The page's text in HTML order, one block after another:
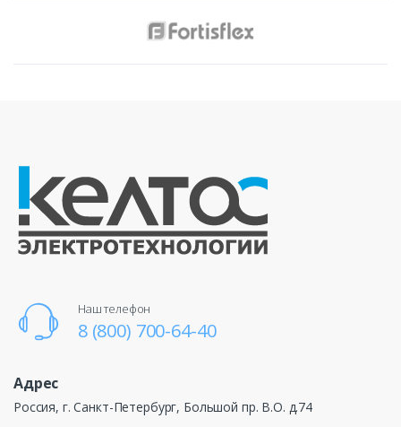
Наш телефон
8 (800) 700-64-40
Адрес
Россия, г. Санкт-Петербург, Большой пр. В.О. д.74